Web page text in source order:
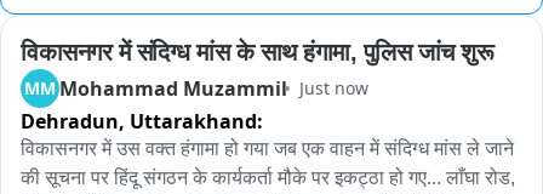
विकासनगर में संदिग्ध मांस के साथ हंगामा, पुलिस जांच शुरू
MM Mohammad Muzammil Just now
Dehradun, Uttarakhand:
विकासनगर में उस वक्त हंगामा हो गया जब एक वाहन में संदिग्ध मांस ले जाने
की सूचना पर हिंदू संगठन के कार्यकर्ता मौके पर इकट्ठा हो गए... लाँघा रोड,